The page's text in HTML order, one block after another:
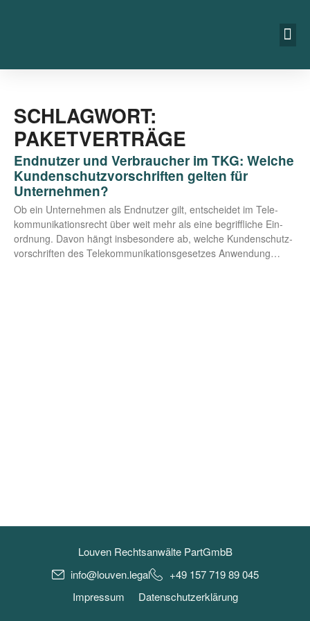
SCHLAGWORT:
PAKETVERTRÄGE
Endnutzer und Verbraucher im TKG: Welche
Kundenschutzvorschriften gelten für
Unternehmen?
Ob ein Unter­neh­men als End­nut­zer gilt, ent­schei­det im Tele­
kom­mu­ni­ka­ti­ons­recht über weit mehr als eine begriff­li­che Ein­
ord­nung. Davon hängt ins­be­son­de­re ab, wel­che Kun­den­schutz­
vor­schrif­ten des Tele­kom­mu­ni­ka­ti­ons­ge­set­zes Anwendung…
Louven Rechtsanwälte PartGmbB
info@louven.legal
+49 157 719 89 045
Impressum
Datenschutzerklärung